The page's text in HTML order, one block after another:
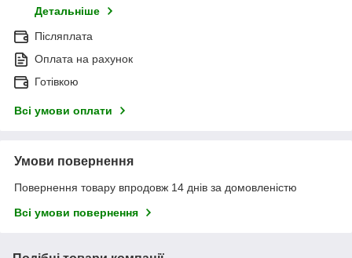
Детальніше
Післяплата
Оплата на рахунок
Готівкою
Всі умови оплати
Умови повернення
Повернення товару впродовж 14 днів за домовленістю
Всі умови повернення